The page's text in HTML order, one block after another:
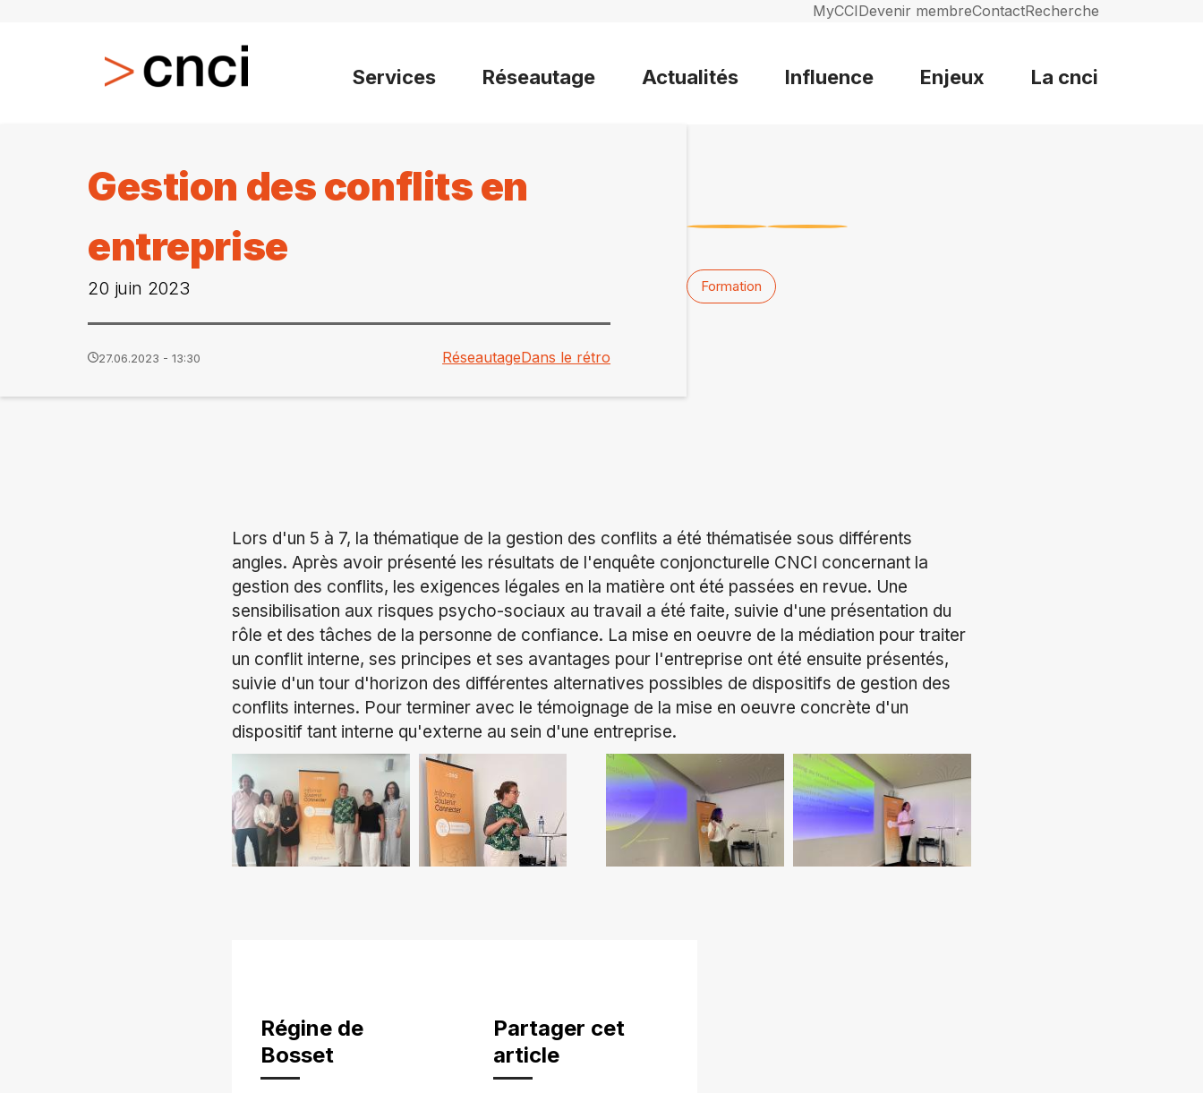
MyCCIDevenir membreContactRecherche
Services Réseautage Actualités Influence Enjeux La cnci
Gestion des conflits en
entreprise
20 juin 2023
27.06.2023 - 13:30 RéseautageDans le rétro
Formation
Lors d'un 5 à 7, la thématique de la gestion des conflits a été thématisée sous différents
angles. Après avoir présenté les résultats de l'enquête conjoncturelle CNCI concernant la
gestion des conflits, les exigences légales en la matière ont été passées en revue. Une
sensibilisation aux risques psycho-sociaux au travail a été faite, suivie d'une présentation du
rôle et des tâches de la personne de confiance. La mise en oeuvre de la médiation pour traiter
un conflit interne, ses principes et ses avantages pour l'entreprise ont été ensuite présentés,
suivie d'un tour d'horizon des différentes alternatives possibles de dispositifs de gestion des
conflits internes. Pour terminer avec le témoignage de la mise en oeuvre concrète d'un
dispositif tant interne qu'externe au sein d'une entreprise.
Régine de
Bosset
Partager cet
article